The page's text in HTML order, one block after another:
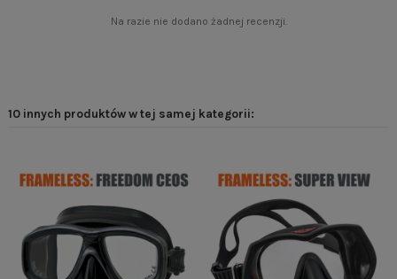
Na razie nie dodano żadnej recenzji.
10 innych produktów w tej samej kategorii: